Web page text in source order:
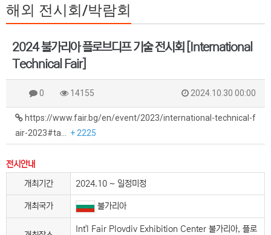
해외 전시회/박람회
2024 불가리아 플로브디프 기술 전시회 [International
Technical Fair]
0 14155 2024.10.30 00:00
https://www.fair.bg/en/event/2023/international-technical-f
air-2023#ta… + 2225
전시안내
개최기간
2024.10 ~ 일정미정
개최국가 불가리아
Int'l Fair Plovdiv Exhibition Center 불가리아, 플로